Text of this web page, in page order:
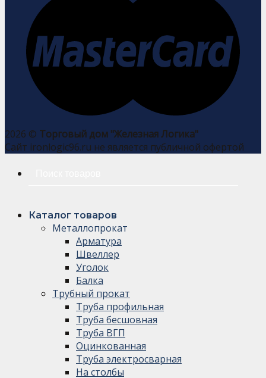
2026 © Торговый дом "Железная Логика"
Сайт ironlogic96.ru не является публичной офертой
Каталог товаров
Металлопрокат
Арматура
Швеллер
Уголок
Балка
Трубный прокат
Труба профильная
Труба бесшовная
Труба ВГП
Оцинкованная
Труба электросварная
На столбы